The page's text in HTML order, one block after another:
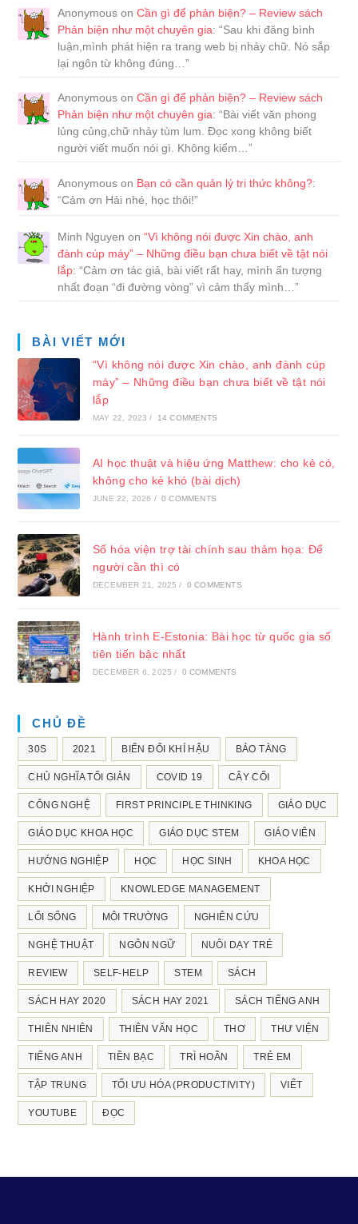
Anonymous onCần gì để phản biện? – Review sách
Phản biện như một chuyên gia: “Sau khi đăng bình
luận,mình phát hiện ra trang web bị nhảy chữ. Nó sắp
lại ngôn từ không đúng…”
Anonymous onCần gì để phản biện? – Review sách
Phản biện như một chuyên gia: “Bài viết văn phong
lủng củng,chữ nhảy tùm lum. Đọc xong không biết
người viết muốn nói gì. Không kiểm…”
Anonymous on Bạn có cần quản lý tri thức không?:
“Cảm ơn Hải nhé, học thôi!”
Minh Nguyen on“Vì không nói được Xin chào, anh
đành cúp máy” – Những điều bạn chưa biết về tật nói
lắp: “Cảm ơn tác giả, bài viết rất hay, mình ấn tượng
nhất đoạn “đi đường vòng” vì cảm thấy mình…”
BÀI VIẾT MỚI
“Vì không nói được Xin chào, anh đành cúp
máy” – Những điều bạn chưa biết về tật nói
lắp
MAY 22, 2023 / 14 COMMENTS
AI học thuật và hiệu ứng Matthew: cho kẻ có,
không cho kẻ khó (bài dịch)
JUNE 22, 2026 / 0 COMMENTS
Số hóa viện trợ tài chính sau thảm họa: Để
người cần thì có
DECEMBER 21, 2025 / 0 COMMENTS
Hành trình E-Estonia: Bài học từ quốc gia số
tiên tiến bậc nhất
DECEMBER 6, 2025 / 0 COMMENTS
CHỦ ĐỀ
30S 2021 BIẾN ĐỔI KHÍ HẬU BẢO TÀNG
CHỦ NGHĨA TỐI GIẢN COVID 19 CÂY CỐI
CÔNG NGHỆ FIRST PRINCIPLE THINKING GIÁO DỤC
GIÁO DỤC KHOA HỌC GIÁO DỤC STEM GIÁO VIÊN
HƯỚNG NGHIỆP HỌC HỌC SINH KHOA HỌC
KHỞI NGHIỆP KNOWLEDGE MANAGEMENT
LỐI SỐNG MÔI TRƯỜNG NGHIÊN CỨU
NGHỆ THUẬT NGÔN NGỮ NUÔI DẠY TRẺ
REVIEW SELF-HELP STEM SÁCH
SÁCH HAY 2020 SÁCH HAY 2021 SÁCH TIẾNG ANH
THIÊN NHIÊN THIÊN VĂN HỌC THƠ THƯ VIỆN
TIẾNG ANH TIỀN BẠC TRÌ HOÃN TRẺ EM
TẬP TRUNG TỐI ƯU HÓA (PRODUCTIVITY) VIẾT
YOUTUBE ĐỌC